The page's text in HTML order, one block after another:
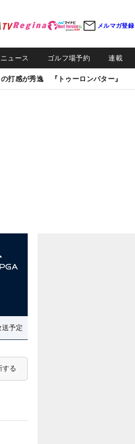
メルマガ登録
ュース ゴルフ場予約 連載
打感が秀逸 『トゥーロンパター』
予定
する